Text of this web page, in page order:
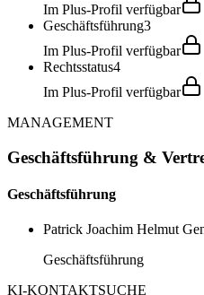
Im Plus-Profil verfügbar
Geschäftsführung3
Im Plus-Profil verfügbar
Rechtsstatus4
Im Plus-Profil verfügbar
MANAGEMENT
Geschäftsführung &
Geschäftsführung
Patrick Joachim Helmut
Geschäftsführung
KI-KONTAKTSUCHE